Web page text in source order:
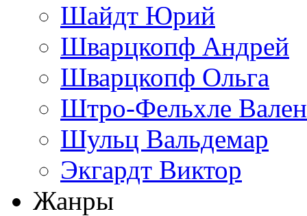
Шайдт Юрий
Шварцкопф Андрей
Шварцкопф Ольга
Штро-Фельхле
Шульц Вальдемар
Экгардт Виктор
Жанры